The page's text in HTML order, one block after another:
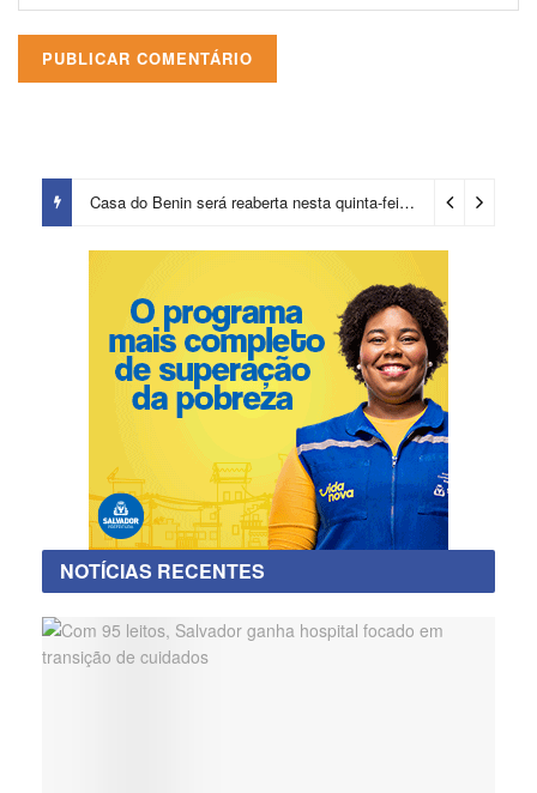
Casa do Benin será reaberta nesta quinta-feira (6) 4 dias ago
NOTÍCIAS RECENTES